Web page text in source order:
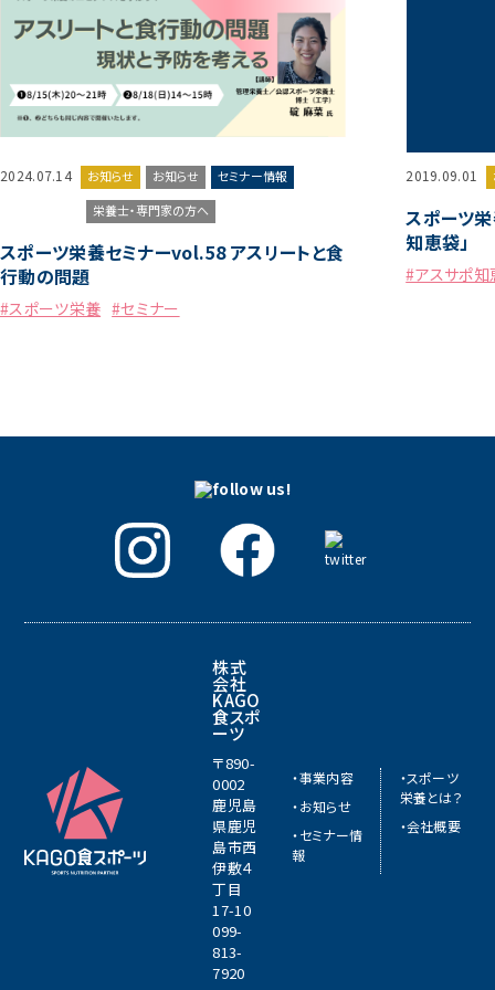
2024.07.14 お知らせ お知らせ
セミナー情報
栄養士・専門家の方へ
スポーツ栄養セミナーvol.58 アスリートと食
行動の問題
#スポーツ栄養 #セミナー
2019.09.01
スポーツ
知恵袋」
#アスサポ知
株式
会社
KAGO
食スポ
ーツ
〒890-
0002
鹿児島
県鹿児
島市西
伊敷４
丁目
17-10
099-
813-
7920
・事業内容
・お知らせ
・セミナー情
報
・スポーツ
栄養とは？
・会社概要